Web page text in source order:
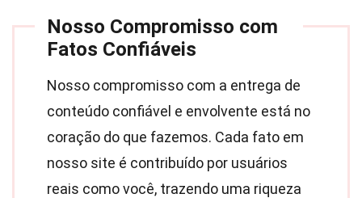
Nosso Compromisso com
Fatos Confiáveis
Nosso compromisso com a entrega de
conteúdo confiável e envolvente está no
coração do que fazemos. Cada fato em
nosso site é contribuído por usuários
reais como você, trazendo uma riqueza